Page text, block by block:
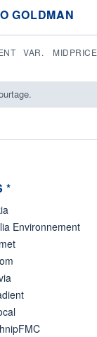
GOLDMAN
VAR. MIDPRICE
*
Environnement